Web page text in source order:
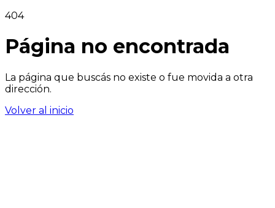
404
Página no encontrada
La página que buscás no existe o fue movida a otra
dirección.
Volver al inicio